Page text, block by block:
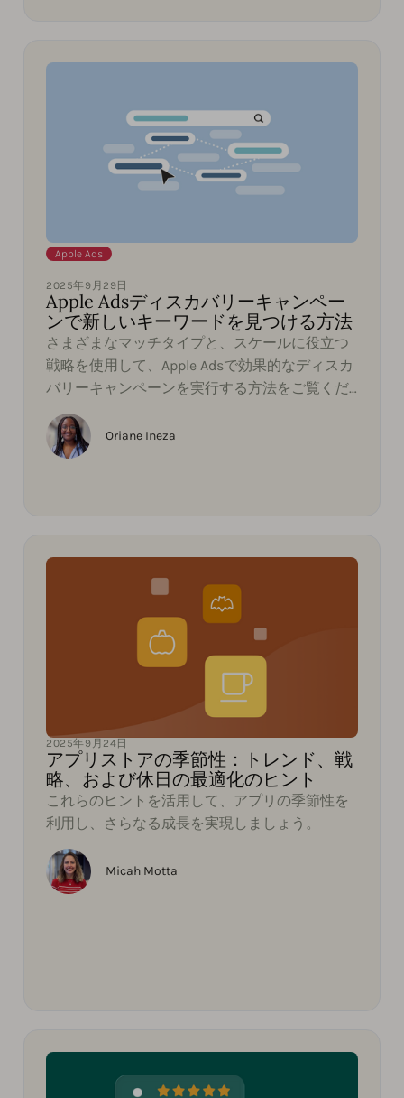
Apple Ads
2025年9月29日
Apple Adsディスカバリーキャンペー
ンで新しいキーワードを見つける方法
さまざまなマッチタイプと、スケールに役立つ
戦略を使用して、Apple Adsで効果的なディスカ
バリーキャンペーンを実行する方法をご覧くだ
さい。
Oriane Ineza
2025年9月24日
アプリストアの季節性：トレンド、戦
略、および休日の最適化のヒント
これらのヒントを活用して、アプリの季節性を
利用し、さらなる成長を実現しましょう。
Micah Motta